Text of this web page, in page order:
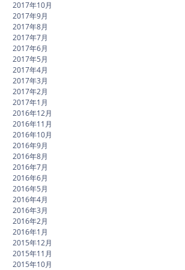
2017年10月
2017年9月
2017年8月
2017年7月
2017年6月
2017年5月
2017年4月
2017年3月
2017年2月
2017年1月
2016年12月
2016年11月
2016年10月
2016年9月
2016年8月
2016年7月
2016年6月
2016年5月
2016年4月
2016年3月
2016年2月
2016年1月
2015年12月
2015年11月
2015年10月